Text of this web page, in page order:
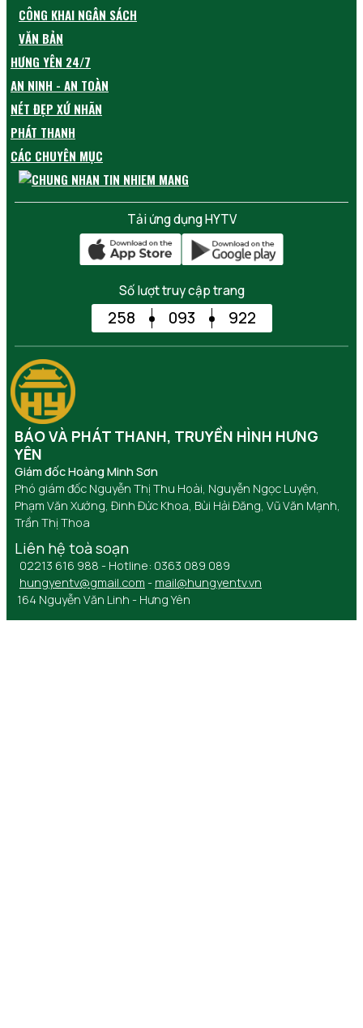
CÔNG KHAI NGÂN SÁCH
VĂN BẢN
HƯNG YÊN 24/7
AN NINH - AN TOÀN
NÉT ĐẸP XỨ NHÃN
PHÁT THANH
CÁC CHUYÊN MỤC
Tải ứng dụng HYTV
Số lượt truy cập trang
258 093 922
BÁO VÀ PHÁT THANH, TRUYỀN HÌNH HƯNG
YÊN
Giám đốc Hoàng Minh Sơn
Phó giám đốc Nguyễn Thị Thu Hoài, Nguyễn Ngọc Luyện,
Phạm Văn Xướng, Đinh Đức Khoa, Bùi Hải Đăng, Vũ Văn Mạnh,
Trần Thị Thoa
Liên hệ toà soạn
02213 616 988 - Hotline: 0363 089 089
hungyentv@gmail.com - mail@hungyentv.vn
164 Nguyễn Văn Linh - Hưng Yên